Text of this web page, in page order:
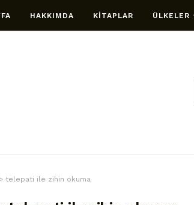
HAKKIMDA KİTAPLAR ÜLKELER
> telepati ile zihin okuma